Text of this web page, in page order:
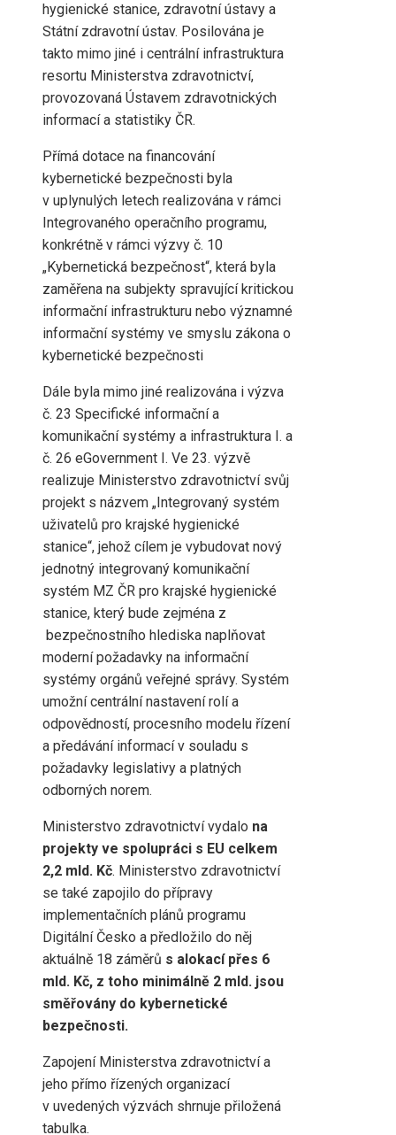
hygienické stanice, zdravotní ústavy a
Státní zdravotní ústav. Posilována je
takto mimo jiné i centrální infrastruktura
resortu Ministerstva zdravotnictví,
provozovaná Ústavem zdravotnických
informací a statistiky ČR.
Přímá dotace na financování
kybernetické bezpečnosti byla
v uplynulých letech realizována v rámci
Integrovaného operačního programu,
konkrétně v rámci výzvy č. 10
„Kybernetická bezpečnost“, která byla
zaměřena na subjekty spravující kritickou
informační infrastrukturu nebo významné
informační systémy ve smyslu zákona o
kybernetické bezpečnosti
Dále byla mimo jiné realizována i výzva
č. 23 Specifické informační a
komunikační systémy a infrastruktura I. a
č. 26 eGovernment I. Ve 23. výzvě
realizuje Ministerstvo zdravotnictví svůj
projekt s názvem „Integrovaný systém
uživatelů pro krajské hygienické
stanice“, jehož cílem je vybudovat nový
jednotný integrovaný komunikační
systém MZ ČR pro krajské hygienické
stanice, který bude zejména z
bezpečnostního hlediska naplňovat
moderní požadavky na informační
systémy orgánů veřejné správy. Systém
umožní centrální nastavení rolí a
odpovědností, procesního modelu řízení
a předávání informací v souladu s
požadavky legislativy a platných
odborných norem.
Ministerstvo zdravotnictví vydalo na
projekty ve spolupráci s EU celkem
2,2 mld. Kč. Ministerstvo zdravotnictví
se také zapojilo do přípravy
implementačních plánů programu
Digitální Česko a předložilo do něj
aktuálně 18 záměrů s alokací přes 6
mld. Kč, z toho minimálně 2 mld. jsou
směřovány do kybernetické
bezpečnosti.
Zapojení Ministerstva zdravotnictví a
jeho přímo řízených organizací
v uvedených výzvách shrnuje přiložená
tabulka.